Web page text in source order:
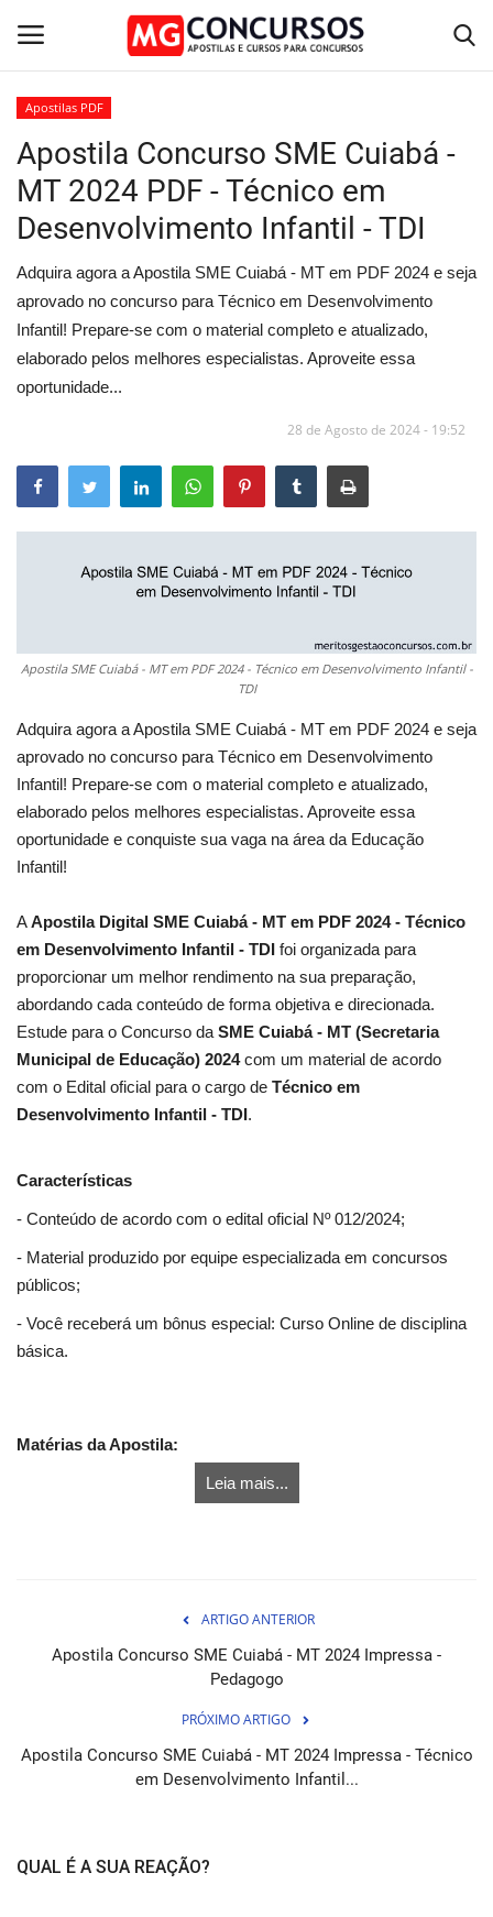
Home
Apostilas PDF
Apostila Impressa
Cursos Online
Combo Apostilas
Apostilas PDF
Apostila Concurso SME Cuiabá -
MT 2024 PDF - Técnico em
Desenvolvimento Infantil - TDI
Adquira agora a Apostila SME Cuiabá - MT em PDF 2024 e seja
aprovado no concurso para Técnico em Desenvolvimento
Infantil! Prepare-se com o material completo e atualizado,
elaborado pelos melhores especialistas. Aproveite essa
oportunidade...
28 de Agosto de 2024 - 19:52
Apostila SME Cuiabá - MT em PDF 2024 - Técnico em Desenvolvimento Infantil -
TDI
Adquira agora a Apostila SME Cuiabá - MT em PDF 2024 e seja
aprovado no concurso para Técnico em Desenvolvimento
Infantil! Prepare-se com o material completo e atualizado,
elaborado pelos melhores especialistas. Aproveite essa
oportunidade e conquiste sua vaga na área da Educação
Infantil!
AApostila Digital SME Cuiabá - MT em PDF 2024 - Técnico
em Desenvolvimento Infantil - TDI foi organizada para
proporcionar um melhor rendimento na sua preparação,
abordando cada conteúdo de forma objetiva e direcionada.
Estude para o Concurso da SME Cuiabá - MT (Secretaria
Municipal de Educação) 2024com um material de acordo
com o Edital oficial para o cargo de Técnico em
Desenvolvimento Infantil - TDI.
Características
- Conteúdo de acordo com o edital oficial Nº 012/2024;
- Material produzido por equipe especializada em concursos
públicos;
- Você receberá um bônus especial: Curso Online de disciplina
básica.
Matérias da Apostila:
Leia mais...
ARTIGO ANTERIOR
Apostila Concurso SME Cuiabá - MT 2024 Impressa -
Pedagogo
PRÓXIMO ARTIGO
Apostila Concurso SME Cuiabá - MT 2024 Impressa - Técnico
em Desenvolvimento Infantil...
QUAL É A SUA REAÇÃO?